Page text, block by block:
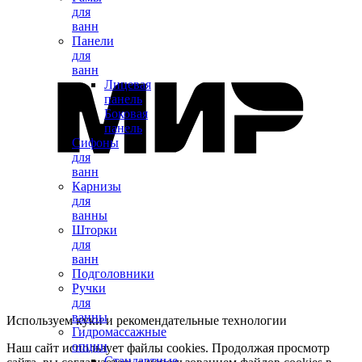
для
ванн
Панели
для
ванн
Лицевая
панель
Боковая
панель
Сифоны
для
ванн
Карнизы
для
ванны
Шторки
для
ванн
Подголовники
Ручки
для
ванны
Гидромассажные
опции
Используем куки и рекомендательные технологии
Наш сайт использует файлы cookies. Продолжая просмотр